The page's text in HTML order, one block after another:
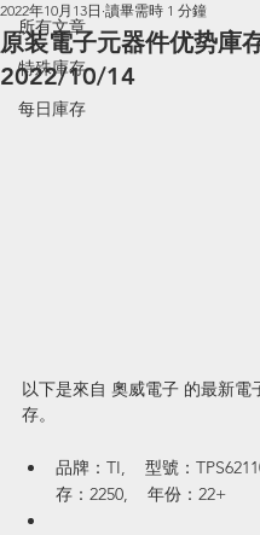
所有文章
特殊庫存
每日庫存
原装電子元器件优势庫
2022/10/14
2022年10月13日 讀畢需時 1 分鐘
以下是來自 奧威電子 的最新電
存。
品牌：TI,    型號：
存：2250,    年份：22+